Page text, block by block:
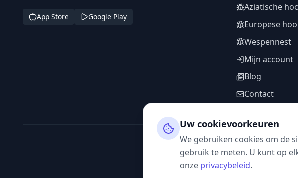
App Store Google Play
Aziatische
Europese
Wespennest
Mijn account
Blog
Contact
Uw cookievoorkeuren
We gebruiken cookies om de
gebruik te meten. U kunt op
onze privacybeleid.